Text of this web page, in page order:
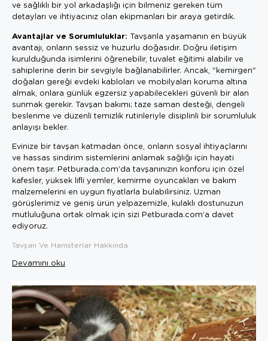
ve sağlıklı bir yol arkadaşlığı için bilmeniz gereken tüm
detayları ve ihtiyacınız olan ekipmanları bir araya getirdik.
Avantajlar ve Sorumluluklar: Tavşanla yaşamanın en büyük
avantajı, onların sessiz ve huzurlu doğasıdır. Doğru iletişim
kurulduğunda isimlerini öğrenebilir, tuvalet eğitimi alabilir ve
sahiplerine derin bir sevgiyle bağlanabilirler. Ancak, "kemirgen"
doğaları gereği evdeki kabloları ve mobilyaları koruma altına
almak, onlara günlük egzersiz yapabilecekleri güvenli bir alan
sunmak gerekir. Tavşan bakımı; taze saman desteği, dengeli
beslenme ve düzenli temizlik rutinleriyle disiplinli bir sorumluluk
anlayışı bekler.
Evinize bir tavşan katmadan önce, onların sosyal ihtiyaçlarını
ve hassas sindirim sistemlerini anlamak sağlığı için hayati
önem taşır. Petburada.com’da tavşanınızın konforu için özel
kafesler, yüksek lifli yemler, kemirme oyuncakları ve bakım
malzemelerini en uygun fiyatlarla bulabilirsiniz. Uzman
görüşlerimiz ve geniş ürün yelpazemizle, kulaklı dostunuzun
mutluluğuna ortak olmak için sizi Petburada.com’a davet
ediyoruz.
Tavşan Ve Hamsterlar Hakkında
Devamını oku